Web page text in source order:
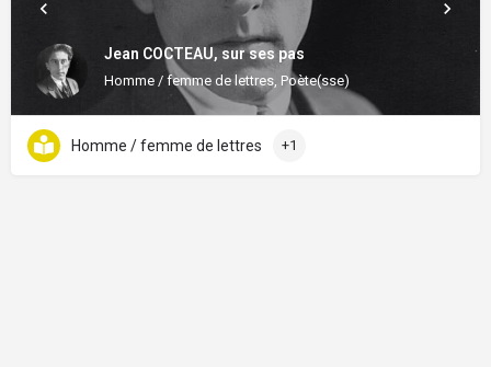
Jean COCTEAU, sur ses pas
Homme / femme de lettres, Poète(sse)
Homme / femme de lettres +1